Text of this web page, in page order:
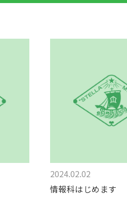
2024.02.02
情報科はじめます